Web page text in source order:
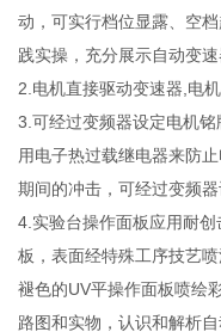
动，可实行档位显露、空
践实操，充分展示自动变
2.电机直接驱动变速器,电
3.可经过变频器设定电机
用电子热过载继电器来防
期间的冲击，可经过变频
4.实验台操作面板应用耐
板，表面经特殊工序技艺
褪色的UV平操作面板喷绘
路图和实物，认识和解析